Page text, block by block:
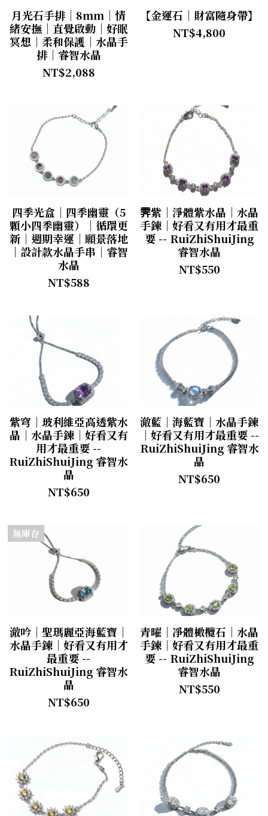
月光石手排｜8mm｜情
緒安撫｜直覺啟動｜好眠
冥想｜柔和保護｜水晶手
排｜睿智水晶
NT$2,088
【金運石｜財富隨身帶】
NT$4,800
四季光盒｜四季幽靈（5
顆小四季幽靈）｜循環更
新｜週期幸運｜願景落地
｜設計款水晶手串｜睿智
水晶
NT$588
霁紫｜淨體紫水晶｜水晶
手鍊｜好看又有用才最重
要 -- RuiZhiShuiJing
睿智水晶
NT$550
紫穹｜玻利維亞高透紫水
晶｜水晶手鍊｜好看又有
用才最重要 --
RuiZhiShuiJing 睿智水
晶
NT$650
澈藍｜海藍寶｜水晶手鍊
｜好看又有用才最重要 --
RuiZhiShuiJing 睿智水
晶
NT$650
無庫存
澈吟｜聖瑪麗亞海藍寶｜
水晶手鍊｜好看又有用才
最重要 --
RuiZhiShuiJing 睿智水
晶
NT$650
青曜｜凈體橄欖石｜水晶
手鍊｜好看又有用才最重
要 -- RuiZhiShuiJing
睿智水晶
NT$550